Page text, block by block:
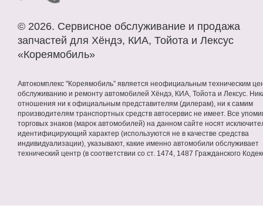
© 2026. Сервисное обслуживание и продажа
запчастей для Хёндэ, КИА, Тойота и Лексус
«Кореямобиль»
Автокомплекс "Кореямобиль” является неофициальным техническим
обслуживанию и ремонту автомобилей Хёндэ, КИА, Тойота и Лексус.
отношения ни к официальным представителям (дилерам), ни к самим
производителям транспортных средств автосервис не имеет. Все
торговых знаков (марок автомобилей) на данном сайте носят
идентифицирующий характер (используются не в качестве средства
индивидуализации), указывают, какие именно автомобили обслуживает
технический центр (в соответствии со ст. 1474, 1487 Гражданского